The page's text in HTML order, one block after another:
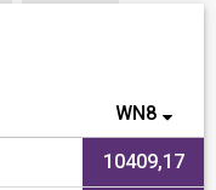
WN8
10409,17